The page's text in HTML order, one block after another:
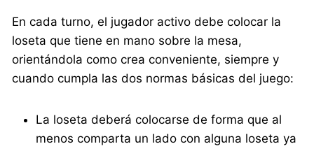
En cada turno, el jugador activo debe colocar la
loseta que tiene en mano sobre la mesa,
orientándola como crea conveniente, siempre y
cuando cumpla las dos normas básicas del juego:
La loseta deberá colocarse de forma que al
menos comparta un lado con alguna loseta ya